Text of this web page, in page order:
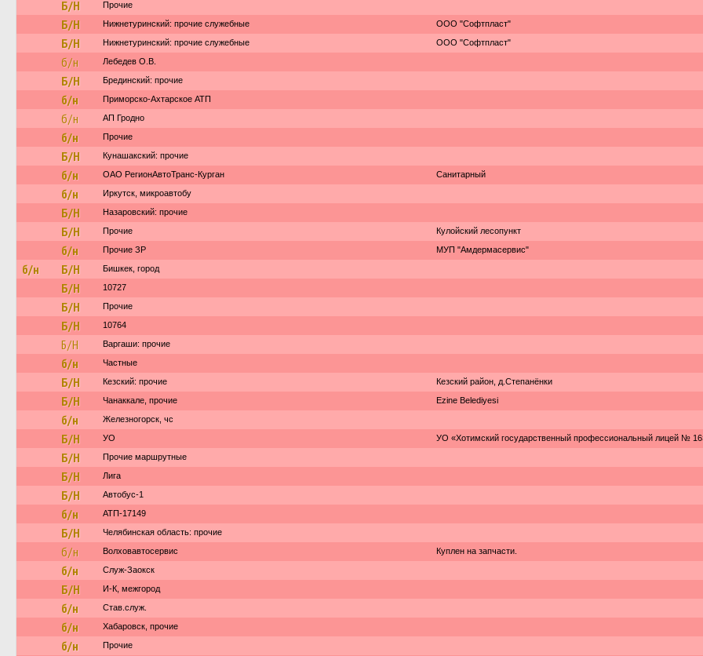
Б/Н Прочие
Б/Н Нижнетуринский: прочие служебные ООО "Софтпласт"
Б/Н Нижнетуринский: прочие служебные ООО "Софтпласт"
б/н Лебедев О.В.
Б/Н Брединский: прочие
б/н Приморско-Ахтарское АТП
б/н АП Гродно
б/н Прочие
Б/Н Кунашакский: прочие
б/н ОАО РегионАвтоТранс-Курган Санитарный
б/н Иркутск, микроавтобу
Б/Н Назаровский: прочие
Б/Н Прочие Кулойский лесопункт
б/н Прочие ЗР МУП "Амдермасервис"
б/н Б/Н Бишкек, город
Б/Н 10727
Б/Н Прочие
Б/Н 10764
Б/Н Варгаши: прочие
б/н Частные
Б/Н Кезский: прочие Кезский район, д.Степанёнки
Б/Н Чанаккале, прочие Ezine Belediyesi
б/н Железногорск, чс
Б/Н УО УО «Хотимский государственный профессиональный лицей №
Б/Н Прочие маршрутные
Б/Н Лига
Б/Н Автобус-1
б/н АТП-17149
Б/Н Челябинская область: прочие
б/н Волховавтосервис Куплен на запчасти.
б/н Служ-Заокск
Б/Н И-К, межгород
б/н Став.служ.
б/н Хабаровск, прочие
б/н Прочие